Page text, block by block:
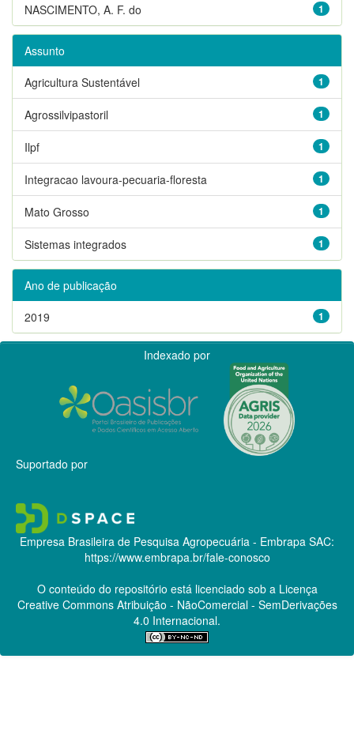
1
NASCIMENTO, A. F. do
Assunto
1
Agricultura Sustentável
1
Agrossilvipastoril
1
Ilpf
1
Integracao lavoura-pecuaria-floresta
1
Mato Grosso
1
Sistemas integrados
Ano de publicação
1
2019
Indexado por
Suportado por
Empresa Brasileira de Pesquisa Agropecuária - Embrapa SAC:
https://www.embrapa.br/fale-conosco
O conteúdo do repositório está licenciado sob a Licença
Creative CommonsAtribuição - NãoComercial - SemDerivações
4.0 Internacional.